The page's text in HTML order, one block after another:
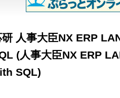
研 人事大臣NX ERP
(人事大臣NX ERP
SQL)